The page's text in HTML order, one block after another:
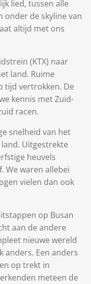
lied, tussen alle
onder de skyline van
altijd met ons
(KTX) naar
land. Ruime
tijd vertrokken. De
kennis met Zuid-
racen.
snelheid van het
Uitgestrekte
heuvels
We waren allebei
vielen dan ook
op Busan
aan de andere
nieuwe wereld
anders. Een anders
op trekt in
meteen de